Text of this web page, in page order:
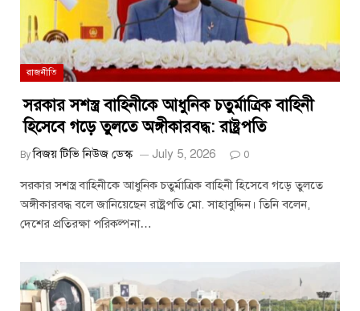
রাজনীতি
সরকার সশস্ত্র বাহিনীকে আধুনিক চতুর্মাত্রিক বাহিনী
হিসেবে গড়ে তুলতে অঙ্গীকারবদ্ধ: রাষ্ট্রপতি
By বিজয় টিভি নিউজ ডেস্ক July 5, 2026 0
সরকার সশস্ত্র বাহিনীকে আধুনিক চতুর্মাত্রিক বাহিনী হিসেবে গড়ে তুলতে
অঙ্গীকারবদ্ধ বলে জানিয়েছেন রাষ্ট্রপতি মো. সাহাবুদ্দিন। তিনি বলেন,
দেশের প্রতিরক্ষা পরিকল্পনা…